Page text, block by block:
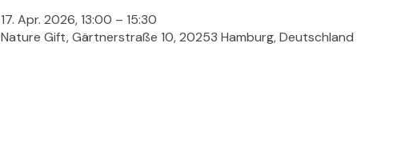
17. Apr. 2026, 13:00 – 15:30
Nature Gift, Gärtnerstraße 10, 20253 Hamburg, Deutschland